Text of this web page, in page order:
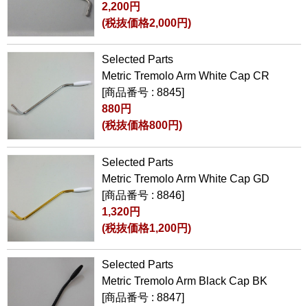
2,200円
(税抜価格2,000円)
Selected Parts
Metric Tremolo Arm White Cap CR
[商品番号 : 8845]
880円
(税抜価格800円)
Selected Parts
Metric Tremolo Arm White Cap GD
[商品番号 : 8846]
1,320円
(税抜価格1,200円)
Selected Parts
Metric Tremolo Arm Black Cap BK
[商品番号 : 8847]